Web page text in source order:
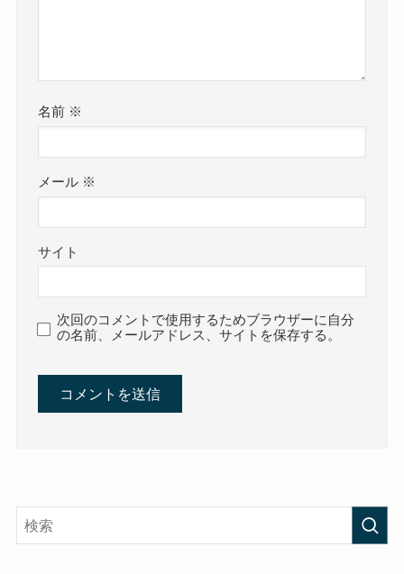
名前 ※
メール ※
サイト
次回のコメントで使用するためブラウザーに自分
の名前、メールアドレス、サイトを保存する。